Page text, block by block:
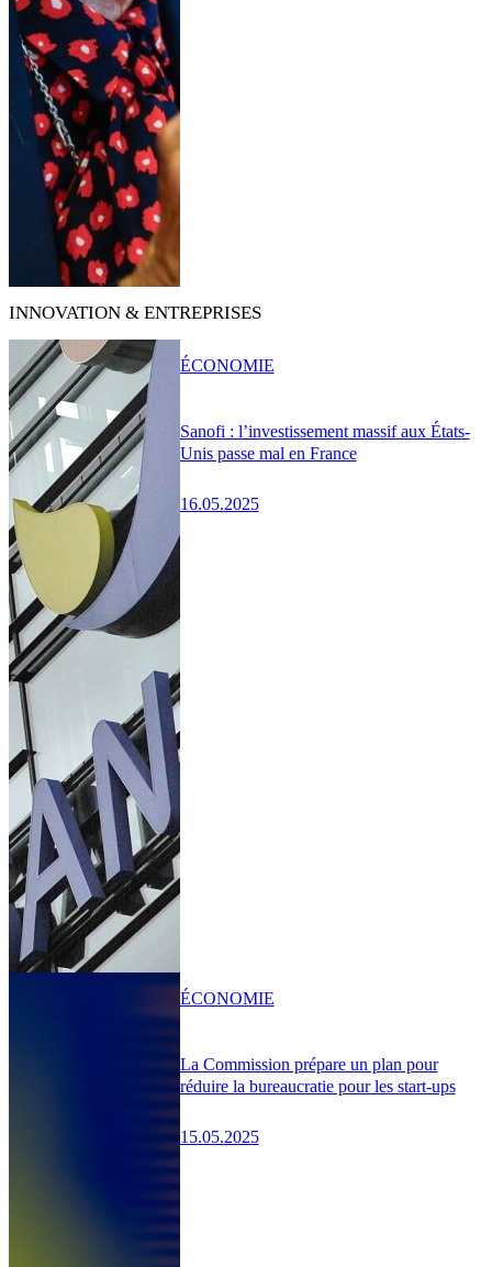
INNOVATION & ENTREPRISES
Sanofi : l’investissement massif aux États-
Unis passe mal en France
16.05.2025
ÉCONOMIE
La Commission prépare un plan pour
réduire la bureaucratie pour les start-ups
15.05.2025
ÉCONOMIE